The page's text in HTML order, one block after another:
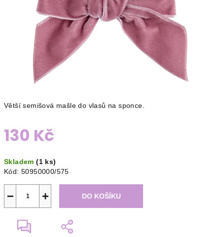
Větší semišová mašle do vlasů na sponce.
130 Kč
cena:
Skladem(1 ks)
Kód: 50950000/575
+
− DO KOŠÍKU